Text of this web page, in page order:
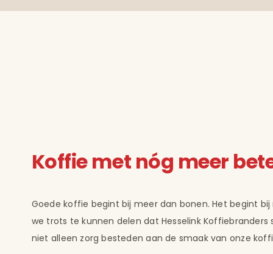
Koffie met nóg meer
Goede koffie begint bij meer dan bonen. Het begint
we trots te kunnen delen dat Hesselink
niet alleen zorg besteden aan de smaak van onze